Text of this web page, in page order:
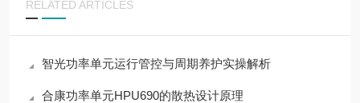
RELATED ARTICLES
智光功率单元运行管控与周期养护实操解析
合康功率单元HPU690的散热设计原理